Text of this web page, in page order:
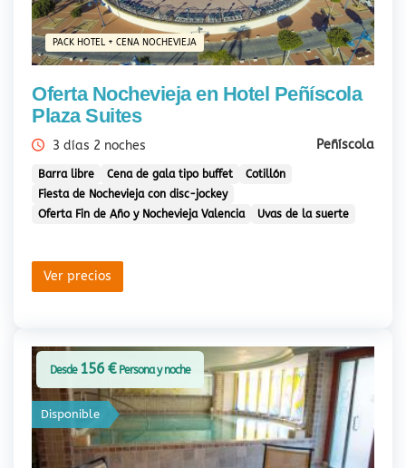
PACK HOTEL + CENA NOCHEVIEJA
Oferta Nochevieja en Hotel Peñíscola
Plaza Suites
3 días 2 noches Peñíscola
Barra libre Cena de gala tipo buffet
Cotillón
Fiesta de Nochevieja con disc-jockey
Oferta Fin de Año y Nochevieja Valencia
Uvas de la suerte
Ver precios
Disponible
Desde 156 €Persona y noche